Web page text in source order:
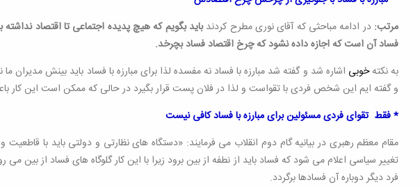
مرتب:در ادامه مباحثی که آقای نوری مطرح کردندباید بگویم که هیچ پدیده اجتماعی تا اقتصاد
فساد آن است که اجازه داده نشود که چرخ اقتصاد فساد بچرخد.
به نکتهخوبی
و گفته ایم این شخص فردی با تقواست و لذا در فلان پست قرار بگیرد در حالی که ممکن است این کار
* فقط تقوای فردی مسئولین برای مبارزه با فساد کافی نیست
مقام معظم رهبری در بیانیه گام دوم انقلاب می فرمایند: «دستگاه های نظارتی و دولتی باید با
تغییر سیاسی اعلام می شود که فساد باید از نطفه از بین برود زیرا با این کار گلوگاه های فساد از بین می
فرد دیگر دوباره آن فسادها برگردد.